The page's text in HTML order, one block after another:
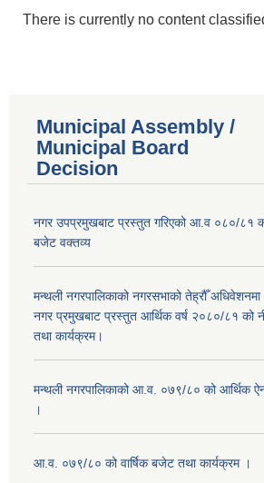
There is currently no content
Municipal Assembly /
Municipal Board
Decision
नगर उपप्रमुखबाट प्रस्तुत गरिएको आ.व ०८०/८१
बजेट वक्तव्य
मन्थली नगरपालिकाको नगरसभाको तेह्रौँ अधिवेशनमा
नगर प्रमुखबाट प्रस्तुत आर्थिक वर्ष २०८०/८१ को
तथा कार्यक्रम।
मन्थली नगरपालिकाको आ.व. ०७९/८० को आर्थिक
।
आ.व. ०७९/८० को वार्षिक बजेट तथा कार्यक्रम ।